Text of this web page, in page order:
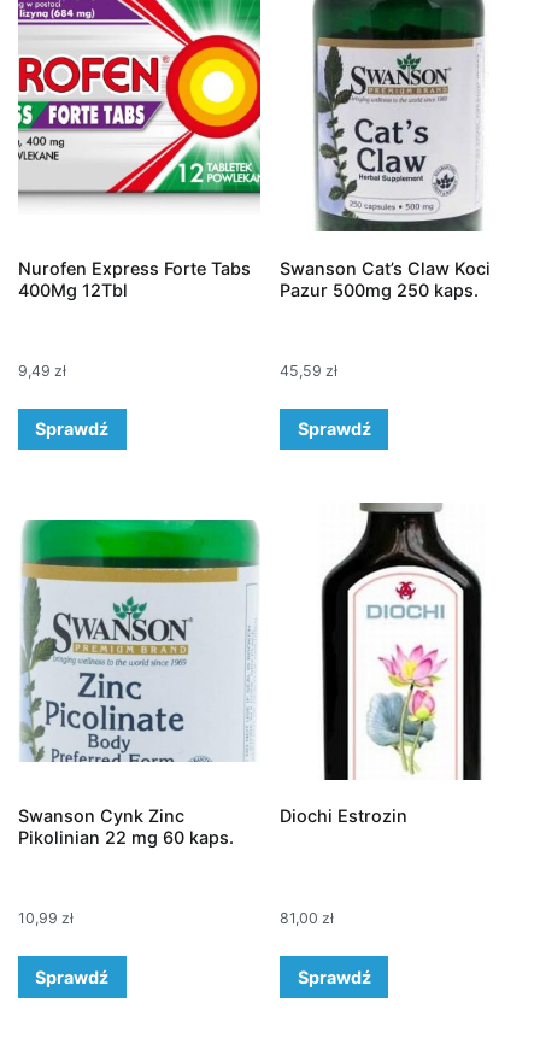
Nurofen Express Forte Tabs
400Mg 12Tbl
9,49 zł
Sprawdź
Swanson Cat’s Claw Koci
Pazur 500mg 250 kaps.
45,59 zł
Sprawdź
Swanson Cynk Zinc
Pikolinian 22 mg 60 kaps.
10,99 zł
Sprawdź
Diochi Estrozin
81,00 zł
Sprawdź